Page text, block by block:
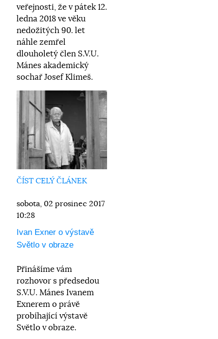
veřejnosti, že v pátek 12.
ledna 2018 ve věku
nedožitých 90. let
náhle zemřel
dlouholetý člen S.V.U.
Mánes akademický
sochař Josef Klimeš.
ČÍST CELÝ ČLÁNEK
sobota, 02 prosinec 2017
10:28
Ivan Exner o výstavě
Světlo v obraze
Přinášíme vám
rozhovor s předsedou
S.V.U. Mánes Ivanem
Exnerem o právě
probíhající výstavě
Světlo v obraze.